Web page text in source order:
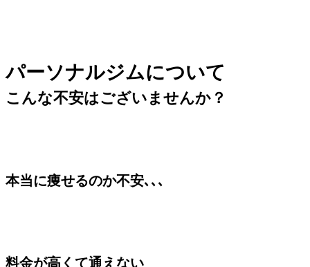
パーソナルジムについて
こんな不安はございませんか？
本当に痩せるのか不安､､､
料金が高くて通えない